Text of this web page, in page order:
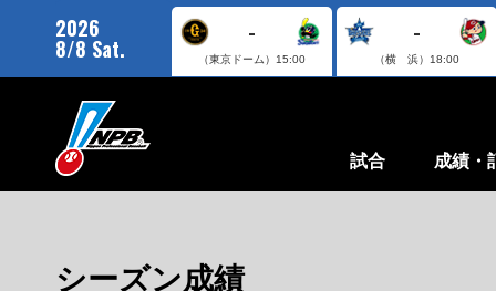
2026
8/8 Sat.
-
（東京ドーム） 15:00
-
（横 浜） 18:00
試合 成績・
シーズン成績